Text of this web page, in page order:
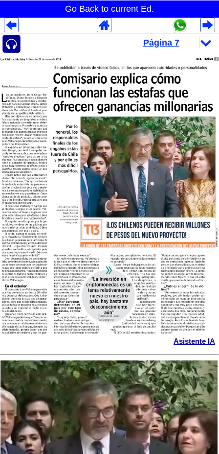
Go Back to current Ed.
Asistente IA
Despliegues Analytics
Despliegues Totales
Despliegues por Rubros